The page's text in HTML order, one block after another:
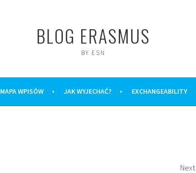
BLOG ERASMUS
BY ESN
MAPA WPISÓW JAK WYJECHAĆ? EXCHANGEABILITY
Next